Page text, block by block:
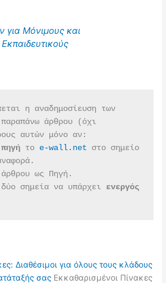
για Μόνιμους και
η αναδημοσίευση των
άρθρου (όχι
αυτών μόνο αν:
πηγή το e-wall.net στο σημείο
ως Πηγή.
σημεία να υπάρχει
ενεργός
Διαθέσιμοι για όλους τους κλάδους
σας Εκκαθαρισμένοι Πίνακες